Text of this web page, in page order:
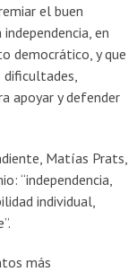
el buen
en
democrático, y que
apoyar y defender
Matías Prats,
“independencia,
individual,
más